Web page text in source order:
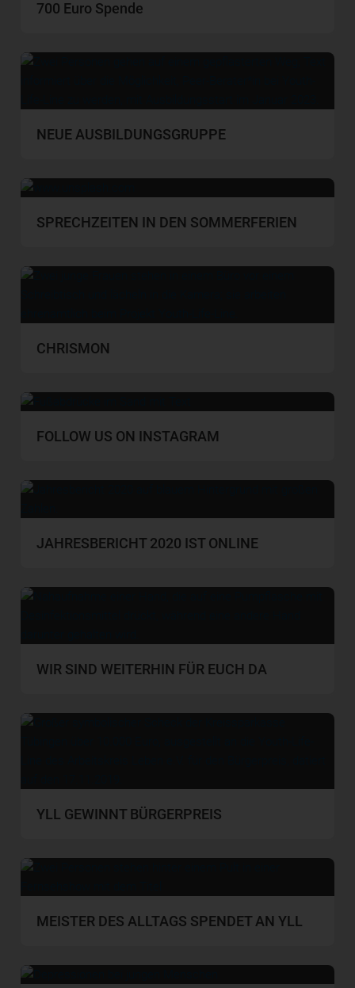
700 Euro Spende
NEUE AUSBILDUNGSGRUPPE
SPRECHZEITEN IN DEN SOMMERFERIEN
CHRISMON
FOLLOW US ON INSTAGRAM
JAHRESBERICHT 2020 IST ONLINE
WIR SIND WEITERHIN FÜR EUCH DA
YLL GEWINNT BÜRGERPREIS
MEISTER DES ALLTAGS SPENDET AN YLL